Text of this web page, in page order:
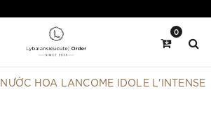
0
NƯỚC HOA LANCOME IDOLE L'INTENSE